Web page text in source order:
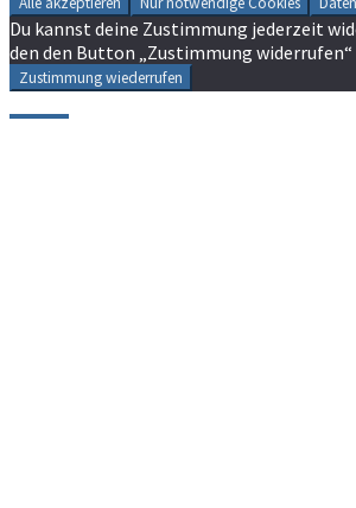
Du kannst deine Zustimmung jederzeit
den den Button „Zustimmung
Zustimmung wiederrufen